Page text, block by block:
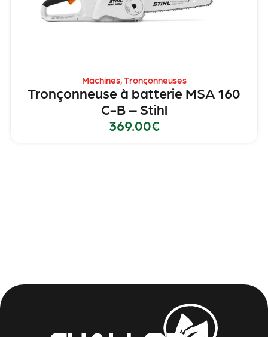
Machines,Tronçonneuses
Tronçonneuse à batterie MSA 160
C-B – Stihl
369.00€